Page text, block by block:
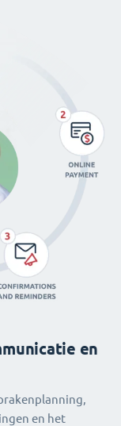
en
en het